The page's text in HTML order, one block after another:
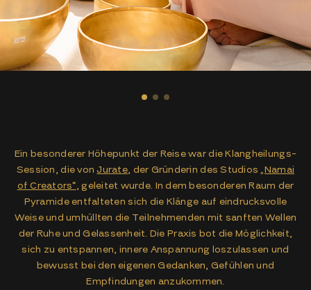
Ein besonderer Höhepunkt der Reise war die Klangheilungs-
Session, die von Jurate, der Gründerin des Studios„Namai
of Creators“, geleitet wurde. In dem besonderen Raum der
Pyramide entfalteten sich die Klänge auf eindrucksvolle
Weise und umhüllten die Teilnehmenden mit sanften Wellen
der Ruhe und Gelassenheit. Die Praxis bot die Möglichkeit,
sich zu entspannen, innere Anspannung loszulassen und
bewusst bei den eigenen Gedanken, Gefühlen und
Empfindungen anzukommen.